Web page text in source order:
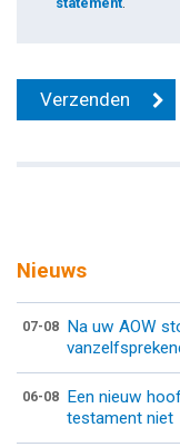
Nieuws
07-08 Na uw AOW
06-08 Een nieuw
testament niet